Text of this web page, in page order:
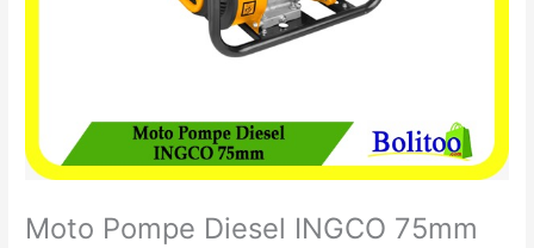
Moto Pompe Diesel INGCO 75mm